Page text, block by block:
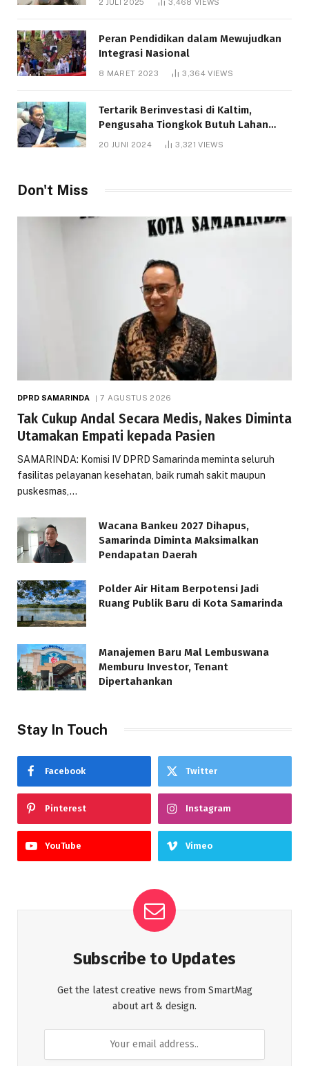
2 JULI 2025 3,468 VIEWS
Peran Pendidikan dalam Mewujudkan
Integrasi Nasional
8 MARET 2023 3,364VIEWS
Tertarik Berinvestasi di Kaltim,
Pengusaha Tiongkok Butuh Lahan
1.000 Hektare
20 JUNI 2024 3,321VIEWS
Don't Miss
DPRD SAMARINDA 7 AGUSTUS 2026
Tak Cukup Andal Secara Medis, Nakes Diminta
Utamakan Empati kepada Pasien
SAMARINDA: Komisi IV DPRD Samarinda meminta seluruh
fasilitas pelayanan kesehatan, baik rumah sakit maupun
puskesmas,…
Wacana Bankeu 2027 Dihapus,
Samarinda Diminta Maksimalkan
Pendapatan Daerah
Polder Air Hitam Berpotensi Jadi
Ruang Publik Baru di Kota Samarinda
Manajemen Baru Mal Lembuswana
Memburu Investor, Tenant
Dipertahankan
Stay In Touch
Facebook Twitter
Pinterest Instagram
YouTube Vimeo
Subscribe to Updates
Get the latest creative news from SmartMag
about art & design.